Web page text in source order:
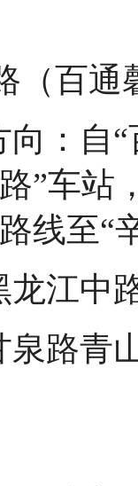
（百
：自
”车站
线至“
龙江中
泉路青